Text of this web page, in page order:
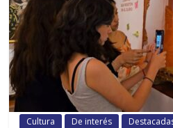
Cultura De interés